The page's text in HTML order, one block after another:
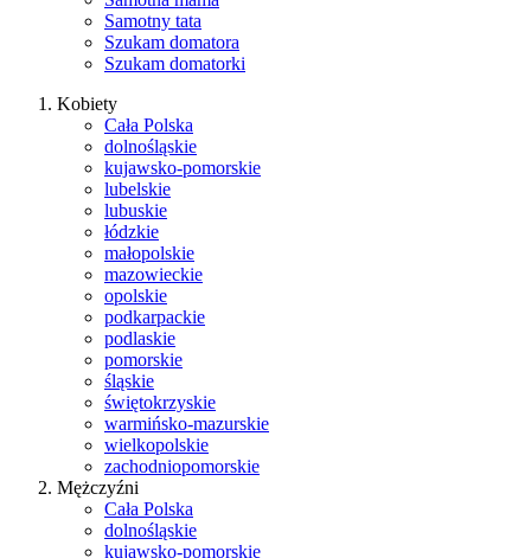
Samotny tata
Szukam domatora
Szukam domatorki
Kobiety
Cała Polska
dolnośląskie
kujawsko-pomorskie
lubelskie
lubuskie
łódzkie
małopolskie
mazowieckie
opolskie
podkarpackie
podlaskie
pomorskie
śląskie
świętokrzyskie
warmińsko-mazurskie
wielkopolskie
zachodniopomorskie
Mężczyźni
Cała Polska
dolnośląskie
kujawsko-pomorskie